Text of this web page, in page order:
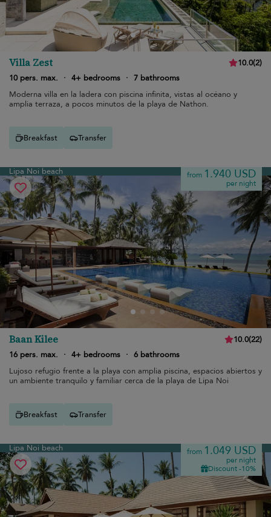
Villa Zest 10.0(2)
10 pers. max.
· 4+ bedrooms · 7 bathrooms
Moderna villa en la ladera con piscina infinita, vistas al océano y
amplia terraza, a pocos minutos de la playa de Nathon.
Breakfast Transfer
Lipa Noi beach from 1.940 USD
per night
Baan Kilee 10.0(22)
16 pers. max.
· 4+ bedrooms · 6 bathrooms
Lujoso refugio frente a la playa con amplia piscina, espacios abiertos y
un ambiente tranquilo y familiar cerca de la playa de Lipa Noi
Breakfast Transfer
Lipa Noi beach from 1.049 USD
per night
Discount -10%